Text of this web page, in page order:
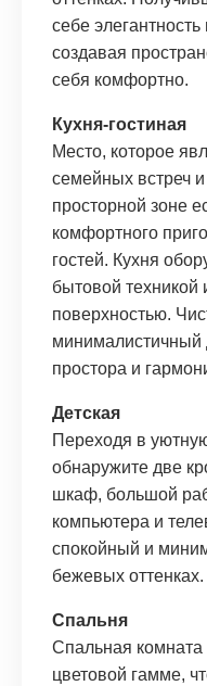
себе
создавая
себя комфортно.
Кухня-гостиная
Место, которое
семейных встреч
просторной зоне
комфортного
гостей. Кухня
бытовой техникой
поверхностью.
простора и
Детская
Переходя в
обнаружите две
шкаф, большой
компьютера и
спокойный и
бежевых оттенках.
Спальня
Спальная
цветовой гамме,